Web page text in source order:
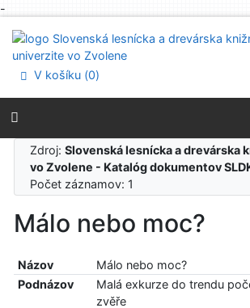
-
Prejsť na menu
Prehlásenie o webovej prístupnosti
V košíku (0)
Zdroj:Slovenská lesnícka a drevárska
vo Zvolene - Katalóg dokumentov
Počet záznamov: 1
Málo nebo moc?
Názov
Málo nebo moc?
Podnázov
Malá exkurze do trendu
zvěře